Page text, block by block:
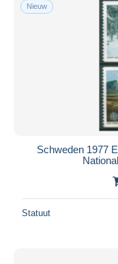
Nieuw
Schweden 1977
Statuut